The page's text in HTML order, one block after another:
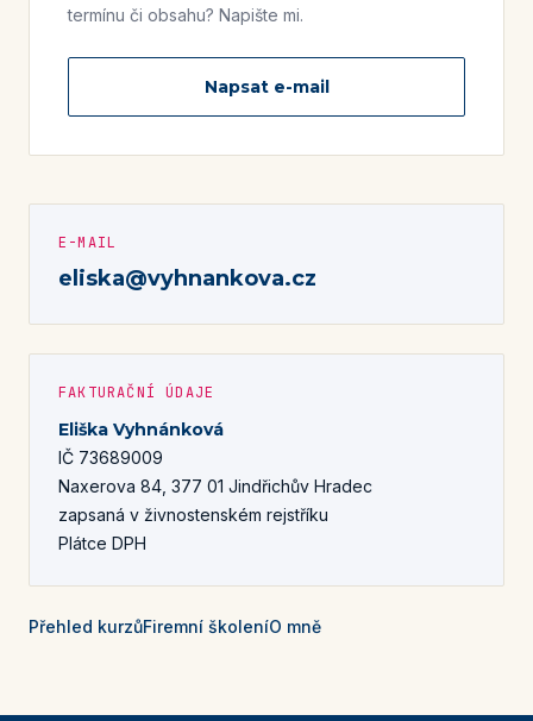
termínu či obsahu? Napište mi.
Napsat e-mail
E-MAIL
eliska@vyhnankova.cz
FAKTURAČNÍ ÚDAJE
Eliška Vyhnánková
IČ 73689009
Naxerova 84, 377 01 Jindřichův Hradec
zapsaná v živnostenském rejstříku
Plátce DPH
Přehled kurzůFiremní školeníO mně